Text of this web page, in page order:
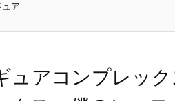
ア
ュアコンプレッ